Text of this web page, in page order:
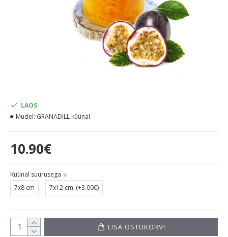
10.90€
LAOS
Mudel: GRANADILL küünal
Küünal suurusega
7x8 cm
7x12 cm (+3.00€)
LISA OSTUKORVI